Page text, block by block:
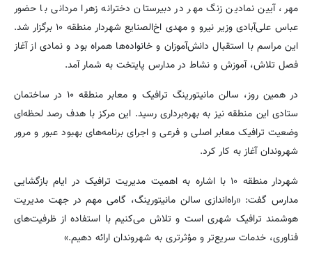
مهر، آیین نمادین زنگ مهر در دبیرستان دخترانه زهرا مردانی با حضور
عباس علی‌آبادی وزیر نیرو و مهدی اخ‌الصنایع شهردار منطقه ۱۰ برگزار شد.
این مراسم با استقبال دانش‌آموزان و خانواده‌ها همراه بود و نمادی از آغاز
فصل تلاش، آموزش و نشاط در مدارس پایتخت به شمار آمد.
در همین روز، سالن مانیتورینگ ترافیک و معابر منطقه ۱۰ در ساختمان
ستادی این منطقه نیز به بهره‌برداری رسید. این مرکز با هدف رصد لحظه‌ای
وضعیت ترافیک معابر اصلی و فرعی و اجرای برنامه‌های بهبود عبور و مرور
شهروندان آغاز به کار کرد.
شهردار منطقه ۱۰ با اشاره به اهمیت مدیریت ترافیک در ایام بازگشایی
مدارس گفت: «راه‌اندازی سالن مانیتورینگ، گامی مهم در جهت مدیریت
هوشمند ترافیک شهری است و تلاش می‌کنیم با استفاده از ظرفیت‌های
فناوری، خدمات سریع‌تر و مؤثرتری به شهروندان ارائه دهیم.»